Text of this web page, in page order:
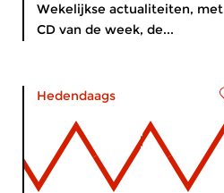
Wekelijkse actualiteiten, met
CD van de week, de...
Hedendaags